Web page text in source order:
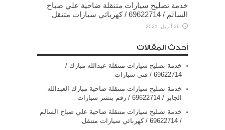
خدمة تصليح سيارات متنقلة ضاحية علي صباح
السالم / 69622714‬ / كهربائي سيارات متنقل
26 أبريل، 2021
أحدث المقالات
خدمة تصليح سيارات متنقلة عبدالله مبارك /
69622714‬ / فني سيارات
خدمة تصليح سيارات متنقلة ضاحية مبارك العبدالله
الجابر / 69622714‬ / رقم بنشر سيارات
خدمة تصليح سيارات متنقلة ضاحية علي صباح السالم
/ 69622714‬ / كهربائي سيارات متنقل